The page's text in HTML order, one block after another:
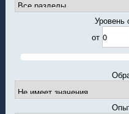
Уровень
от